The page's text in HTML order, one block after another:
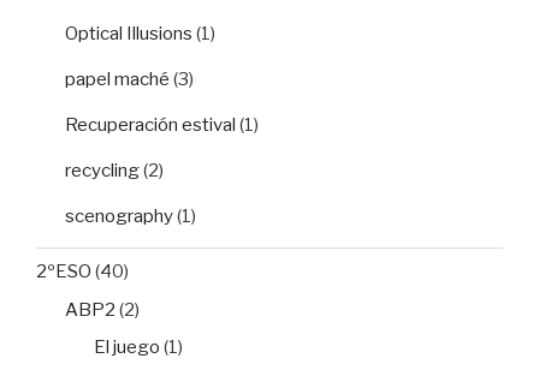
Optical Illusions (1)
papel maché (3)
Recuperación estival (1)
recycling(2)
scenography(1)
2ºESO (40)
ABP2 (2)
El juego (1)